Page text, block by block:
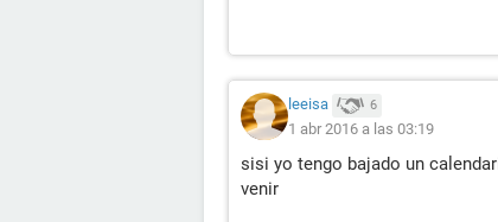
leeisa 6
1 abr 2016 a las 03:19
sisi yo tengo bajado un
venir